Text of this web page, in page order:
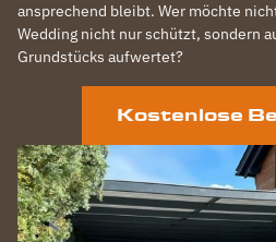
ansprechend bleibt. Wer möchte
Wedding nicht nur schützt, sondern
Grundstücks aufwertet?
Kostenlose